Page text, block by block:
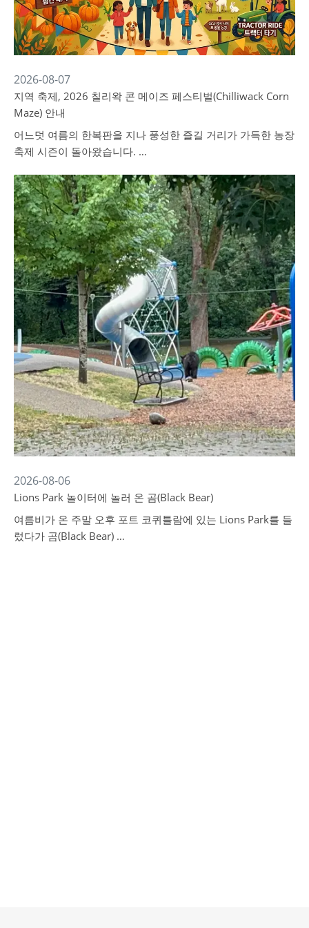
2026-08-07
지역 축제, 2026 칠리왁 콘 메이즈 페스티벌(Chilliwack Corn
Maze) 안내
어느덧 여름의 한복판을 지나 풍성한 즐길 거리가 가득한 농장
축제 시즌이 돌아왔습니다. …
2026-08-06
Lions Park 놀이터에 놀러 온 곰(Black Bear)
여름비가 온 주말 오후 포트 코퀴틀람에 있는 Lions Park를 들
렀다가 곰(Black Bear) …